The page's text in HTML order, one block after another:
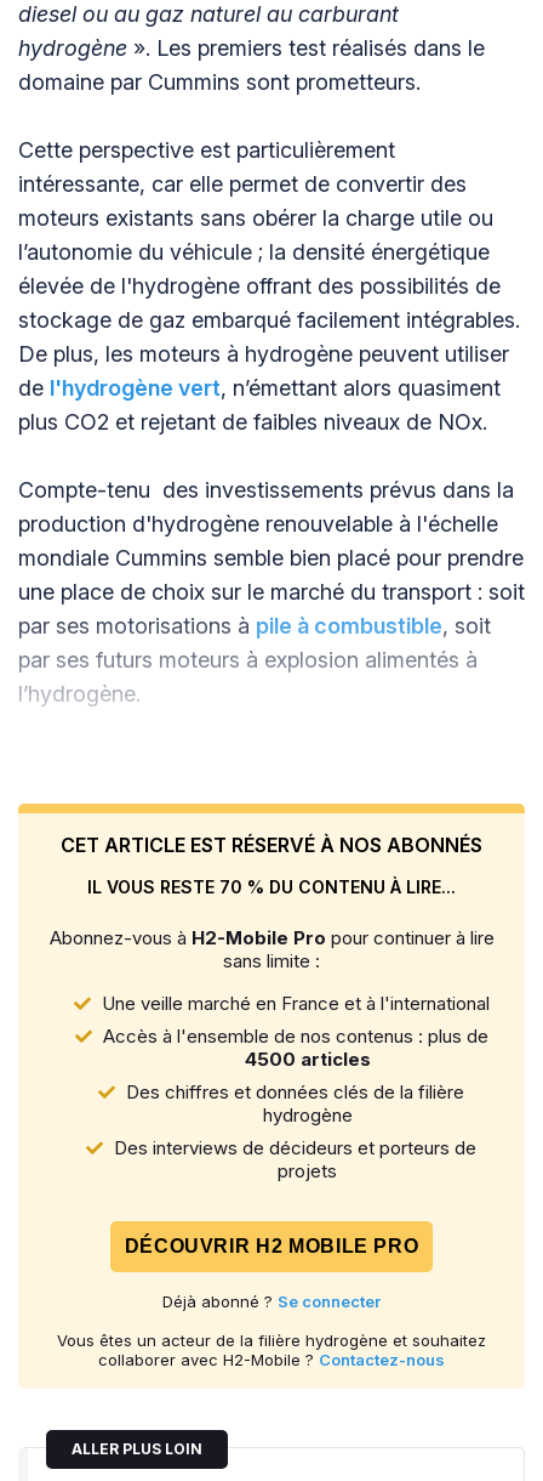
diesel ou au gaz naturel au carburant
hydrogène ». Les premiers test réalisés dans le
domaine par Cummins sont prometteurs.
Cette perspective est particulièrement
intéressante, car elle permet de convertir des
moteurs existants sans obérer la charge utile ou
l’autonomie du véhicule ; la densité énergétique
élevée de l'hydrogène offrant des possibilités de
stockage de gaz embarqué facilement intégrables.
De plus, les moteurs à hydrogène peuvent utiliser
de l'hydrogène vert, n’émettant alors quasiment
plus CO2 et rejetant de faibles niveaux de NOx.
Compte-tenu des investissements prévus dans la
production d'hydrogène renouvelable à l'échelle
mondiale Cummins semble bien placé pour prendre
une place de choix sur le marché du transport : soit
par ses motorisations à pile à combustible, soit
par ses futurs moteurs à explosion alimentés à
l’hydrogène.
CET ARTICLE EST RÉSERVÉ À NOS ABONNÉS
IL VOUS RESTE 70 % DU CONTENU À LIRE...
Abonnez-vous à H2-Mobile Pro pour continuer à lire
sans limite :
Une veille marché en France et à l'international
Accès à l'ensemble de nos contenus : plus de
4500 articles
Des chiffres et données clés de la filière
hydrogène
Des interviews de décideurs et porteurs de
projets
DÉCOUVRIR H2 MOBILE PRO
Déjà abonné ? Se connecter
Vous êtes un acteur de la filière hydrogène et souhaitez
collaborer avec H2-Mobile ? Contactez-nous
ALLER PLUS LOIN